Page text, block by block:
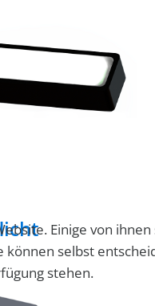
Einige von
können selbst
stehen.